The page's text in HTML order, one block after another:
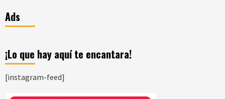
Ads
¡Lo que hay aquí te encantara!
[instagram-feed]